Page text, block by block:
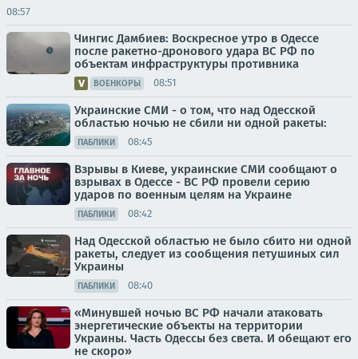
08:57
Чингис Дамбиев: Воскресное утро в Одессе
после ракетно-дронового удара ВС РФ по
объектам инфраструктуры противника
ВОЕНКОРЫ 08:51
Украинские СМИ - о том, что над Одесской
областью ночью не сбили ни одной ракеты:
ПАБЛИКИ 08:45
Взрывы в Киеве, украинские СМИ сообщают о
взрывах в Одессе - ВС РФ провели серию
ударов по военным целям на Украине
ПАБЛИКИ 08:42
Над Одесской областью не было сбито ни одной
ракеты, следует из сообщения петушиных сил
Украины
ПАБЛИКИ 08:40
«Минувшей ночью ВС РФ начали атаковать
энергетические объекты на территории
Украины. Часть Одессы без света. И обещают его
не скоро»